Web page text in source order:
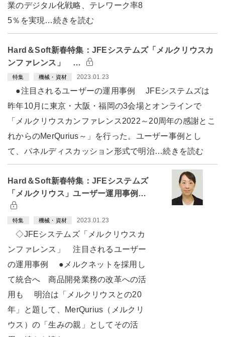
業のデジタル化戦略、テレワーク率8
5％を実現…続きを読む
Hard＆Soft新春特集：JFEシステムズ「メルクリウスカ
ンファレンス」 …
特集 機械・資材 2023.01.23
●注目されるユーザーの運用事例 JFEシステムズは
昨年10月に東京・大阪・福岡の3会場とオンラインで
「メルクリウスカンファレンス2022～20周年の感謝とこ
れからのMerQurius～」を行った。ユーザー事例とし
て、パネルディスカッション形式で明治…続きを読む
Hard＆Soft新春特集：JFEシステムズ
「メルクリウス」ユーザー運用事例…
特集 機械・資材 2023.01.23
◇JFEシステムズ「メルクリウスカ
ンファレンス」 注目されるユーザー
の運用事例 ●メルクネットを採用し
て統合へ 商品開発業務の改革への活
用も 明治は「メルクリウスとの20
年」と題して、MerQurius（メルクリ
ウス）の「生みの親」としてその活